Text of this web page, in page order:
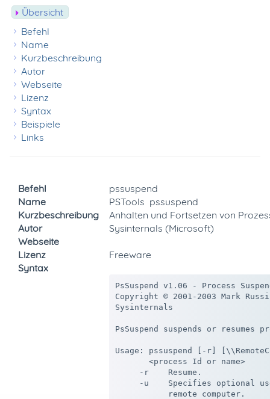
Übersicht
Befehl
Name
Kurzbeschreibung
Autor
Webseite
Lizenz
Syntax
Beispiele
Links
Befehl
pssuspend
Name
PSTools  pssuspend
Kurzbeschreibung
Anhalten und Fortsetzen von
Autor
Sysinternals (Microsoft)
Webseite
Lizenz
Freeware
Syntax
PsSuspend v1.06 - Process
Copyright © 2001-2003 Mark
Sysinternals
PsSuspend suspends or resumes
Usage: pssuspend [-r]
       <process Id or name>
     -r    Resume.
-u    Specifies optional
           remote computer.